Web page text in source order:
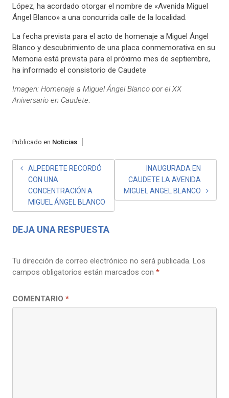
López, ha acordado otorgar el nombre de «Avenida Miguel
Ángel Blanco» a una concurrida calle de la localidad.
La fecha prevista para el acto de homenaje a Miguel Ángel
Blanco y descubrimiento de una placa conmemorativa en su
Memoria está prevista para el próximo mes de septiembre,
ha informado el consistorio de Caudete
Imagen: Homenaje a Miguel Ángel Blanco por el XX
Aniversario en Caudete.
Publicado en Noticias
NAVEGACIÓN
ENTRADAS
ALPEDRETE RECORDÓ
CON UNA
CONCENTRACIÓN A
MIGUEL ÁNGEL BLANCO
INAUGURADA EN
CAUDETE LA AVENIDA
MIGUEL ANGEL BLANCO
DEJA UNA RESPUESTA
Tu dirección de correo electrónico no será publicada. Los
campos obligatorios están marcados con *
COMENTARIO *